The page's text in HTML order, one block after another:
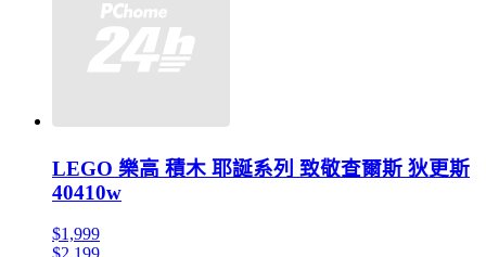
LEGO 樂高 積木 耶誕系列 致敬查爾斯 狄更斯
40410w
$1,999